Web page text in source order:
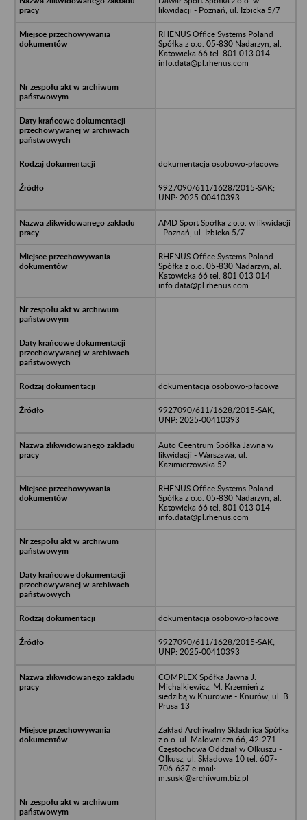
likwidacji - Poznań, ul. Izbicka 5/7
RHENUS Office Systems Poland
Spółka z o.o. 05-830 Nadarzyn, al.
Katowicka 66 tel. 801 013 014
info.data@pl.rhenus.com
dokumentacja osobowo-płacowa
9927090/611/1628/2015-SAK;
UNP: 2025-00410393
AMD Sport Spółka z o.o. w likwidacji
- Poznań, ul. Izbicka 5/7
RHENUS Office Systems Poland
Spółka z o.o. 05-830 Nadarzyn, al.
Katowicka 66 tel. 801 013 014
info.data@pl.rhenus.com
dokumentacja osobowo-płacowa
9927090/611/1628/2015-SAK;
UNP: 2025-00410393
Auto Ceentrum Spółka Jawna w
likwidacji - Warszawa, ul.
Kazimierzowska 52
RHENUS Office Systems Poland
Spółka z o.o. 05-830 Nadarzyn, al.
Katowicka 66 tel. 801 013 014
info.data@pl.rhenus.com
dokumentacja osobowo-płacowa
9927090/611/1628/2015-SAK;
UNP: 2025-00410393
COMPLEX Spółka Jawna J.
Michalkiewicz, M. Krzemień z
siedzibą w Knurowie - Knurów, ul. B.
Prusa 13
Zakład Archiwalny Składnica Spółka
z o.o. ul. Malownicza 66, 42-271
Częstochowa Oddział w Olkuszu -
Olkusz, ul. Składowa 10 tel. 607-
706-637 e-mail:
m.suski@archiwum.biz.pl